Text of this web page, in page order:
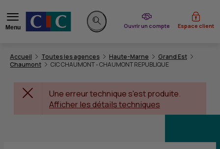
Menu
Rechercher sur le site
Ouvrir un compte
du CIC Espace client
Accueil Toutes les agences Haute-Marne
Grand Est
Chaumont
CIC CHAUMONT - CHAUMONT REPUBLIQUE
Une erreur technique s'est produite.
Afficher les détails techniques